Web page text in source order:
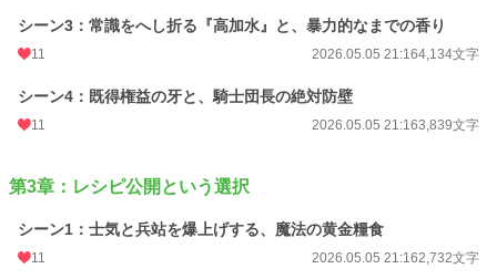
これは、パンで国を変えた少女と――
甘くて、少し不器用な溺愛と革命の物語。
※本作品は、人工知能の生成する文章の力をお借りしつつも、最終的な仕上げに
小説 3,389 位 / 228,588 件
恋愛 1,830 位 / 66,318 件
お気に入り
シーン3：常識をへし折る『高加水』と、暴力的なまでの香り
11 2026.05.05 21:164,134文字
シーン4：既得権益の牙と、騎士団長の絶対防壁
11 2026.05.05 21:163,839文字
第3章：レシピ公開という選択
シーン1：士気と兵站を爆上げする、魔法の黄金糧食
11 2026.05.05 21:162,732文字